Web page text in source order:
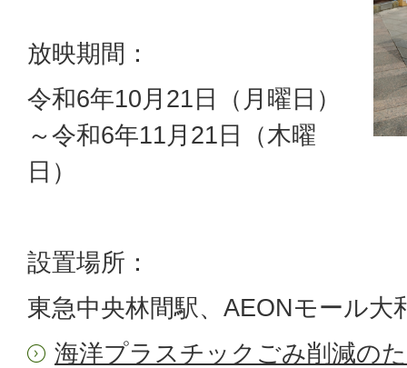
放映期間：
令和6年10月21日（月曜日）
～令和6年11月21日（木曜
日）
設置場所：
東急中央林間駅、AEONモール大
海洋プラスチックごみ削減の